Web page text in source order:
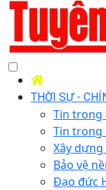
THỜI SỰ -
Tin trong
Tin trong
Xây
Bảo vệ
Đạo đức